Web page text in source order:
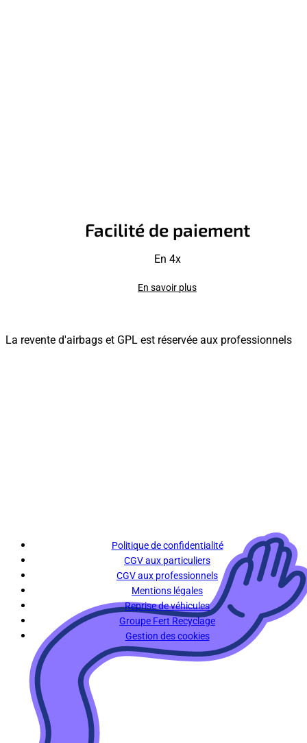
Facilité de paiement
En 4x
En savoir plus
La revente d'airbags et GPL est réservée aux professionnels
Politique de confidentialité
CGV aux particuliers
CGV aux professionnels
Mentions légales
Reprise de véhicules
Groupe Fert Recyclage
Gestion des cookies